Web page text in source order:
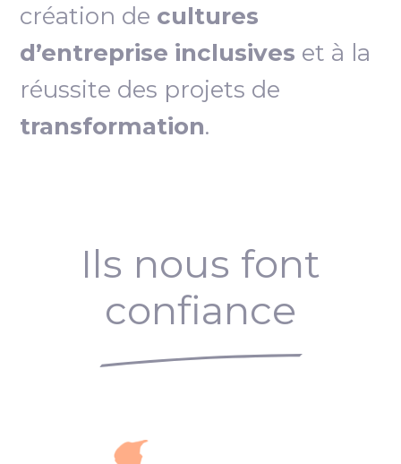
création de cultures
d’entreprise inclusives et à la
réussite des projets de
transformation.
Ils nous font
confiance